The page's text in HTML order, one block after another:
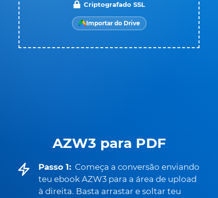
AZW3 para PDF
Passo 1: Começa a conversão enviando
teu ebook AZW3 para a área de upload
à direita. Basta arrastar e soltar teu
Criptografado SSL
Importar do Drive